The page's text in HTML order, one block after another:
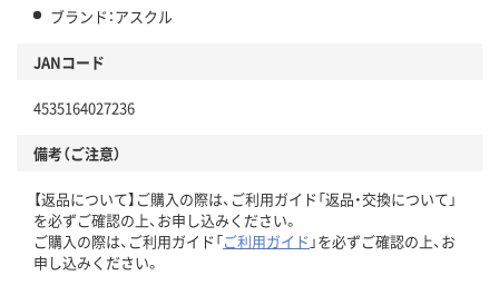
ブランド：アスクル
JANコード
4535164027236
備考（ご注意）
【返品について】ご購入の際は、ご利用ガイド「返品・交換について」
を必ずご確認の上、お申し込みください。
ご購入の際は、ご利用ガイド「ご利用ガイド 」を必ずご確認の上、お
申し込みください。